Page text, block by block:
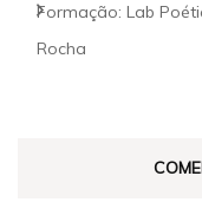
Formação: Lab
Rocha